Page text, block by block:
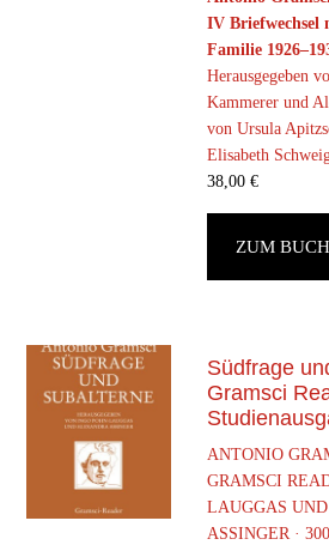
IV Briefwechsel
Familie
Herausgegeben
Kammerer und
von Ursula
Elisabeth
38,00€
ZUM BUCH
Südfrage
Gramsci
ANTONIO
GRAMSCI
LAUGGAS
ASSINGER ·